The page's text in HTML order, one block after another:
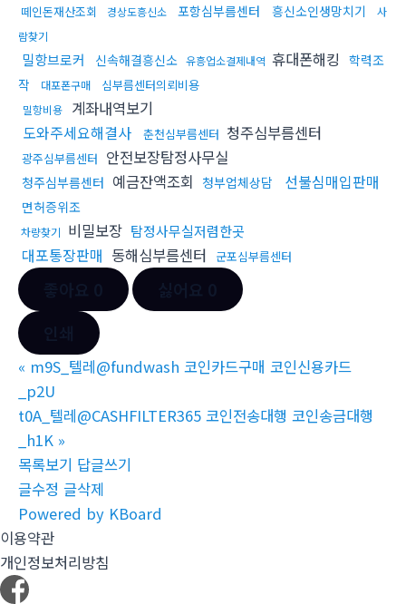
떼인돈재산조회
경상도흥신소 포항심부름센터 흥신소인생망치기
사
람찾기
밀항브로커 신속해결흥신소 유흥업소결제내역 휴대폰해킹 학력조
작
대포폰구매 심부름센터의뢰비용
밀항비용
계좌내역보기
도와주세요해결사
춘천심부름센터 청주심부름센터
광주심부름센터 안전보장탐정사무실
청주심부름센터 예금잔액조회 청부업체상담 선불심매입판매
면허증위조
차량찾기 비밀보장 탐정사무실저렴한곳
대포통장판매 동해심부름센터 군포심부름센터
« m9S_텔레@fundwash 코인카드구매 코인신용카드
_p2U
t0A_텔레@CASHFILTER365 코인전송대행 코인송금대행
_h1K »
목록보기 답글쓰기
글수정 글삭제
Powered by KBoard
이용약관
개인정보처리방침